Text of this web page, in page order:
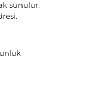
sunulur.